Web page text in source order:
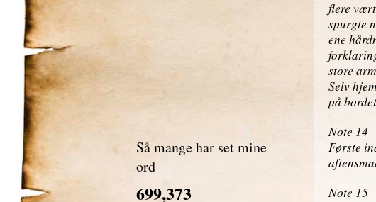
flere
spurgte
ene
store
Selv
på
Note 14
Første
Note 15
Så mange har set mine
ord
699,373